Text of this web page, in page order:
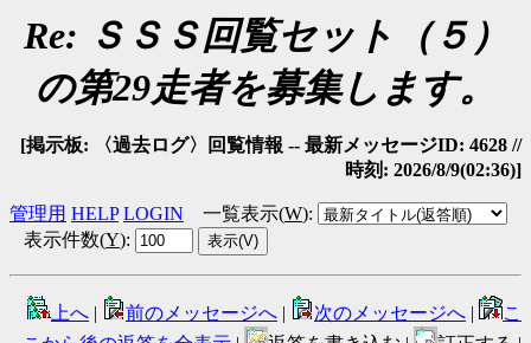
Re: ＳＳＳ回覧セット（５）
の第29走者を募集します。
[掲示板: 〈過去ログ〉回覧情報 -- 最新メッセージID: 4628 //
時刻: 2026/8/9(02:36)]
管理用 HELP LOGIN 一覧表示(W):
表示件数(Y):
上へ | 前のメッセージへ | 次のメッセージへ |
こ